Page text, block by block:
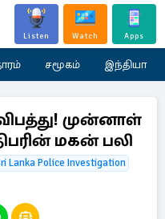
Listen Watch Apps
சமூகம் இந்தியா
முன்னாள்
மகன் பலி
Lanka Police Investigation